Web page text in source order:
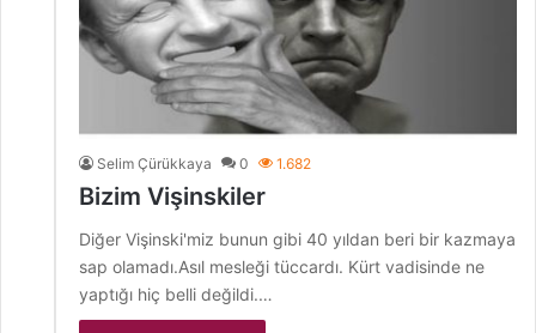
Selim Çürükkaya 0 1.682
Bizim Vişinskiler
Diğer Vişinski'miz bunun gibi 40 yıldan beri bir kazmaya
sap olamadı.Asıl mesleği tüccardı. Kürt vadisinde ne
yaptığı hiç belli değildi.…